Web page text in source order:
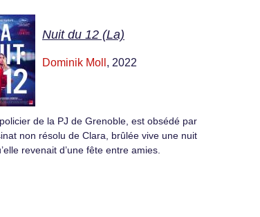
Nuit du 12 (La)
Dominik Moll , 2022
de la PJ de Grenoble, est obsédé par
non résolu de Clara, brûlée vive une nuit
revenait d’une fête entre amies.